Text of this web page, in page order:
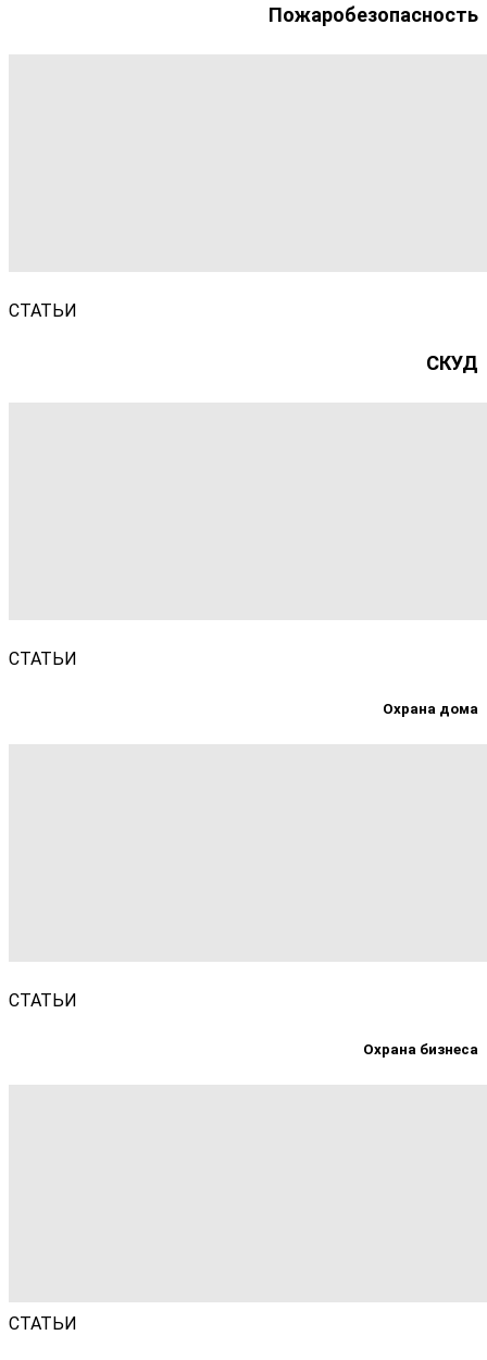
Пожаробезопасность
СТАТЬИ
СКУД
СТАТЬИ
Охрана дома
СТАТЬИ
Охрана бизнеса
СТАТЬИ